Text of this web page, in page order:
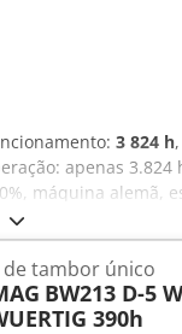
3 824 h
apenas 3.824
máquina alemã,
proposta de
informações
Dsdpfozpdhzjx
com Tobias
de tambor único
BW213 D-5
390h